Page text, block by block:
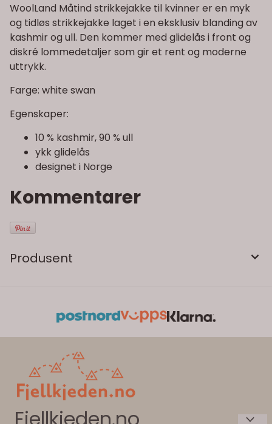
WoolLand Måtind strikkejakke til kvinner er en myk
og tidløs strikkejakke laget i en eksklusiv blanding av
kashmir og ull. Den kommer med glidelås i front og
diskré lommedetaljer som gir et rent og moderne
uttrykk.
Farge: white swan
Egenskaper:
10 % kashmir, 90 % ull
ykk glidelås
designet i Norge
Kommentarer
Produsent